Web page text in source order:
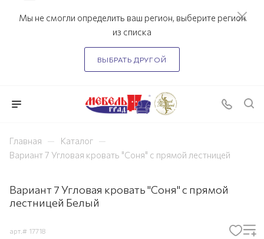
Мы не смогли определить ваш регион, выберите регион
из списка
ВЫБРАТЬ ДРУГОЙ
Главная — Каталог —
Вариант 7 Угловая кровать "Соня" с прямой лестницей
Вариант 7 Угловая кровать "Соня" с прямой
лестницей Белый
арт.# 17718